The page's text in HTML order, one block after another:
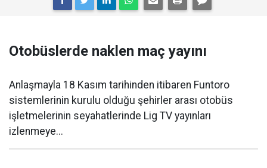
Otobüslerde naklen maç yayını
Anlaşmayla 18 Kasım tarihinden itibaren Funtoro
sistemlerinin kurulu olduğu şehirler arası otobüs
işletmelerinin seyahatlerinde Lig TV yayınları
izlenmeye...